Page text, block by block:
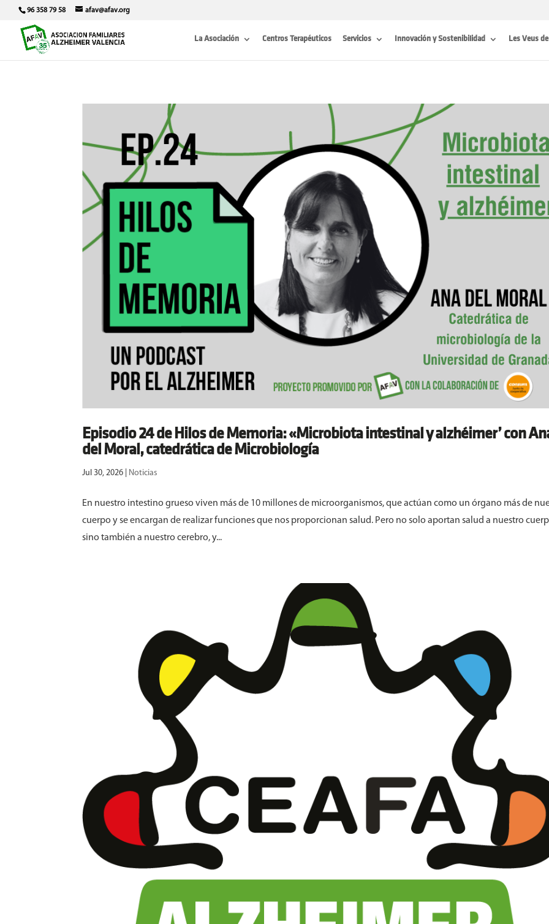
96 358 79 58 afav@afav.org
La Asociación Centros Terapéuticos Servicios Innovación y Sostenibilidad Les Veus
Episodio 24 de Hilos de Memoria: «Microbiota intestinal y alzhéimer’ con
del Moral, catedrática de Microbiología
Jul 30, 2026 Noticias
En nuestro intestino grueso viven más de 10 millones de microorganismos, que actúan como un órgano más de
cuerpo y se encargan de realizar funciones que nos proporcionan salud. Pero no solo aportan salud a nuestro
sino también a nuestro cerebro, y...